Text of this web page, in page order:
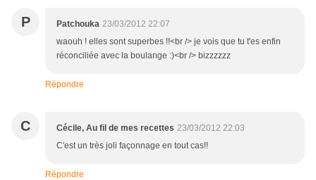
P Patchouka 23/03/2012 22:07
waouh ! elles sont superbes !!<br /> je vois que tu t'es enfin
réconciliée avec la boulange :)<br /> bizzzzzz
Répondre
C Cécile, Au fil de mes recettes 23/03/2012 22:03
C'est un très joli façonnage en tout cas!!
Répondre